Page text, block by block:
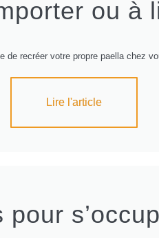
ou à
de recréer votre propre paella chez
Lire l'article